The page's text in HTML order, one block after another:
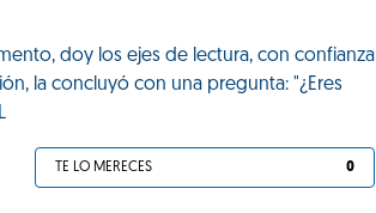
doy los ejes de lectura, con confianza
la concluyó con una pregunta: "¿Eres
TE LO MERECES 0